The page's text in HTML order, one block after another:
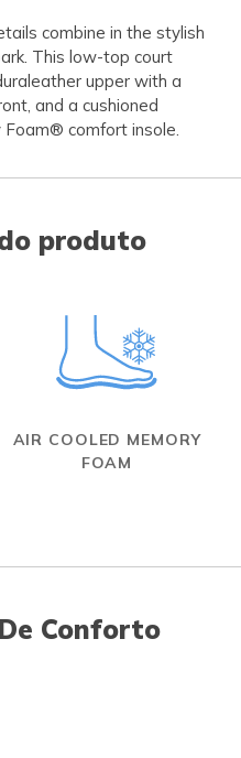
combine in the stylish
This low-top court
upper with a
and a cushioned
comfort insole.
produto
AIR COOLED MEMORY
FOAM
Conforto